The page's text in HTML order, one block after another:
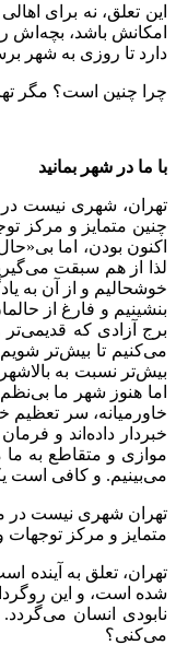
این تعلق، نه برای
امکانش باشد، بچه‌اش
دارد تا روزی به شهر
چرا چنین است؟ مگر
با ما در شهر بمانید
تهران، شهری نیست در
چنین متمایز و مرکز
اکنون بودن، اما
لذا از هم سبقت
خوشحالیم و از آن به
بنشینیم و فارغ از
برج آزادی که
می‌کنیم تا بیش‌تر
بیش‌تر نسبت به
اما هنوز شهر ما
خاورمیانه، سر تعظیم
خبردار داده‌اند و
موازی و متقاطع به ما
می‌بینیم. و کافی است
تهران شهری نیست در
متمایز و مرکز
تهران، تعلق به آینده
شده است، و این
نابودی انسان
می‌کنی؟